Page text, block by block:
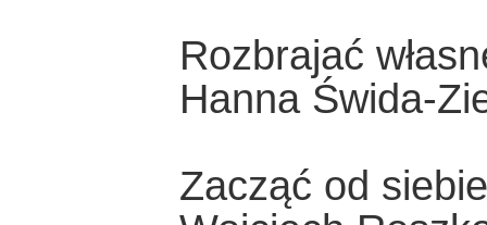
Rozbrajać
Hanna Świda-
Zacząć od siebie